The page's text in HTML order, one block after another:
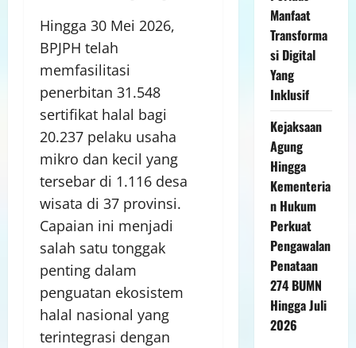
Hingga 30 Mei 2026,
BPJPH telah
memfasilitasi
penerbitan 31.548
sertifikat halal bagi
20.237 pelaku usaha
mikro dan kecil yang
tersebar di 1.116 desa
wisata di 37 provinsi.
Capaian ini menjadi
salah satu tonggak
penting dalam
penguatan ekosistem
halal nasional yang
terintegrasi dengan
Manfaat
Transforma
si Digital
Yang
Inklusif
Kejaksaan
Agung
Hingga
Kementeria
n Hukum
Perkuat
Pengawalan
Penataan
274 BUMN
Hingga Juli
2026